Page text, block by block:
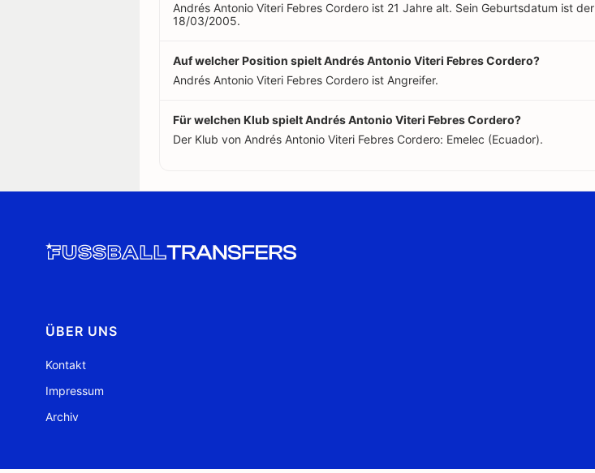
Andrés Antonio Viteri Febres Cordero ist 21 Jahre alt. Sein Geburtsdatum ist der
18/03/2005.
Auf welcher Position spielt Andrés Antonio Viteri Febres Cordero?
Andrés Antonio Viteri Febres Cordero ist Angreifer.
Für welchen Klub spielt Andrés Antonio Viteri Febres Cordero?
Der Klub von Andrés Antonio Viteri Febres Cordero: Emelec (Ecuador).
ÜBER UNS
Kontakt
Impressum
Archiv